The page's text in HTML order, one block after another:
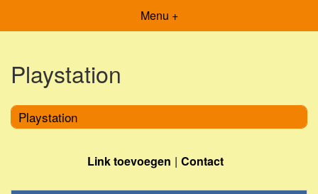
Menu +
Playstation
Playstation
Link toevoegen Contact